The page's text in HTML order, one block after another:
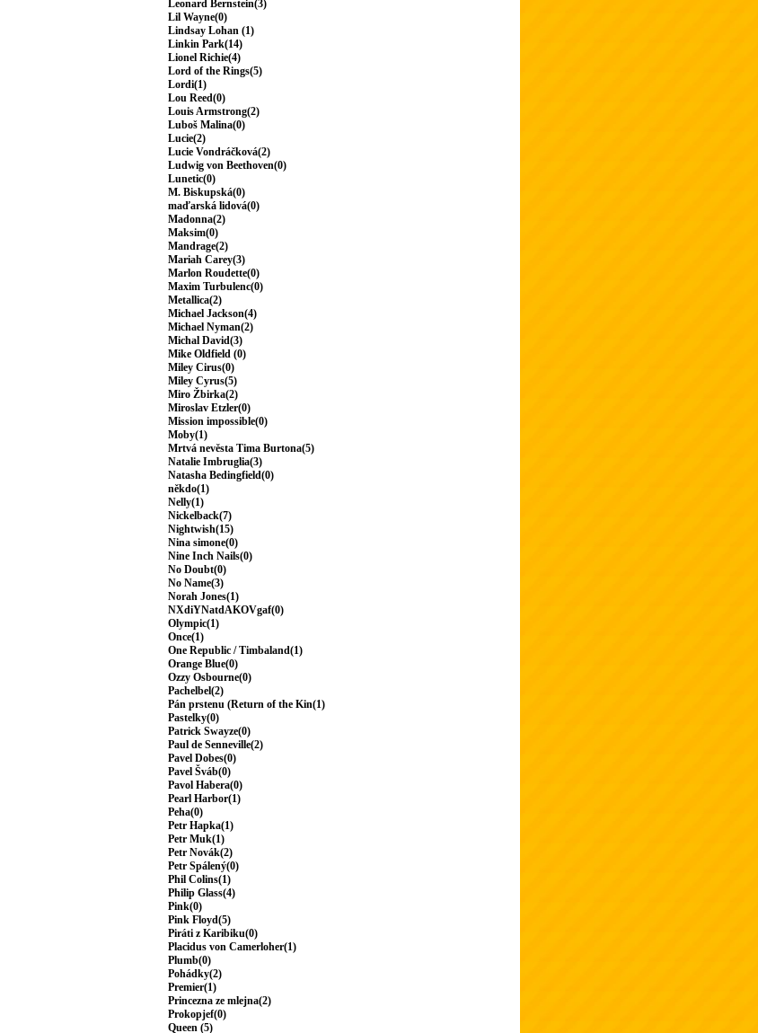
Leonard Bernstein(3)
Lil Wayne(0)
Lindsay Lohan (1)
Linkin Park(14)
Lionel Richie(4)
Lord of the Rings(5)
Lordi(1)
Lou Reed(0)
Louis Armstrong(2)
Luboš Malina(0)
Lucie(2)
Lucie Vondráčková(2)
Ludwig von Beethoven(0)
Lunetic(0)
M. Biskupská(0)
maďarská lidová(0)
Madonna(2)
Maksim(0)
Mandrage(2)
Mariah Carey(3)
Marlon Roudette(0)
Maxim Turbulenc(0)
Metallica(2)
Michael Jackson(4)
Michael Nyman(2)
Michal David(3)
Mike Oldfield (0)
Miley Cirus(0)
Miley Cyrus(5)
Miro Žbirka(2)
Miroslav Etzler(0)
Mission impossible(0)
Moby(1)
Mrtvá nevěsta Tima Burtona(5)
Natalie Imbruglia(3)
Natasha Bedingfield(0)
někdo(1)
Nelly(1)
Nickelback(7)
Nightwish(15)
Nina simone(0)
Nine Inch Nails(0)
No Doubt(0)
No Name(3)
Norah Jones(1)
NXdiYNatdAKOVgaf(0)
Olympic(1)
Once(1)
One Republic / Timbaland(1)
Orange Blue(0)
Ozzy Osbourne(0)
Pachelbel(2)
Pán prstenu (Return of the Kin(1)
Pastelky(0)
Patrick Swayze(0)
Paul de Senneville(2)
Pavel Dobes(0)
Pavel Šváb(0)
Pavol Habera(0)
Pearl Harbor(1)
Peha(0)
Petr Hapka(1)
Petr Muk(1)
Petr Novák(2)
Petr Spálený(0)
Phil Colins(1)
Philip Glass(4)
Pink(0)
Pink Floyd(5)
Piráti z Karibiku(0)
Placidus von Camerloher(1)
Plumb(0)
Pohádky(2)
Premier(1)
Princezna ze mlejna(2)
Prokopjef(0)
Queen (5)